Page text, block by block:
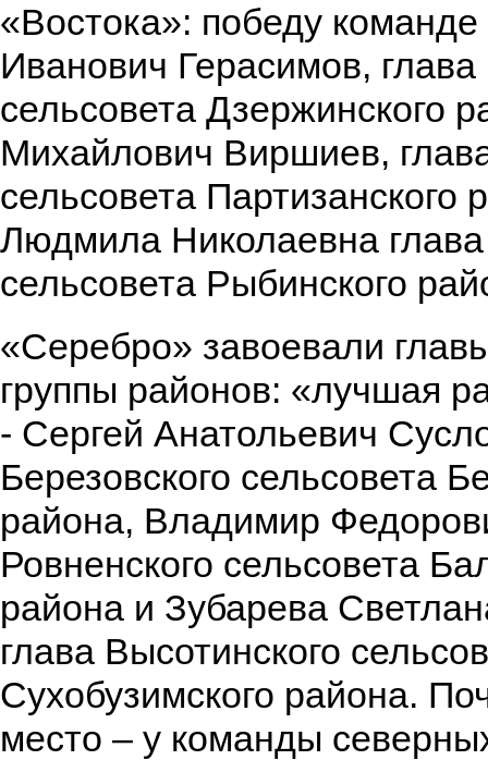
«Востока»: победу
Иванович Герасимов, глава
сельсовета Дзержинского
Михайлович Виршиев,
сельсовета Партизанского
Людмила Николаевна глава
сельсовета Рыбинского
«Серебро» завоевали
группы районов: «лучшая
- Сергей Анатольевич
Березовского сельсовета
района, Владимир
Ровненского сельсовета
района и Зубарева
глава Высотинского
Сухобузимского района.
место – у команды